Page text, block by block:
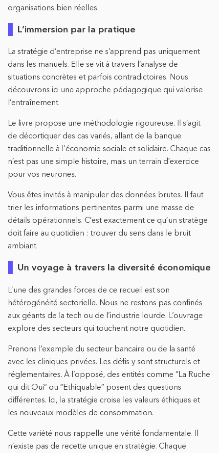
organisations bien réelles.
L’immersion par la pratique
La stratégie d’entreprise ne s’apprend pas uniquement
dans les manuels. Elle se vit à travers l’analyse de
situations concrètes et parfois contradictoires. Nous
découvrons ici une approche pédagogique qui valorise
l’entraînement.
Le livre propose une méthodologie rigoureuse. Il s’agit
de décortiquer des cas variés, allant de la banque
traditionnelle à l’économie sociale et solidaire. Chaque cas
n’est pas une simple histoire, mais un terrain d’exercice
pour vos neurones.
Vous êtes invités à manipuler des données brutes. Il faut
trier les informations pertinentes parmi une masse de
détails opérationnels. C’est exactement ce qu’un stratège
doit faire au quotidien : trouver du sens dans le bruit
ambiant.
Un voyage à travers la diversité économique
L’une des grandes forces de ce recueil est son
hétérogénéité sectorielle. Nous ne restons pas confinés
aux géants de la tech ou de l’industrie lourde. L’ouvrage
explore des secteurs qui touchent notre quotidien.
Prenons l’exemple du secteur bancaire ou de la santé
avec les cliniques privées. Les défis y sont structurels et
réglementaires. À l’opposé, des entités comme “La Ruche
qui dit Oui” ou “Ethiquable” posent des questions
différentes. Ici, la stratégie croise les valeurs éthiques et
les nouveaux modèles de consommation.
Cette variété nous rappelle une vérité fondamentale. Il
n’existe pas de recette unique en stratégie. Chaque